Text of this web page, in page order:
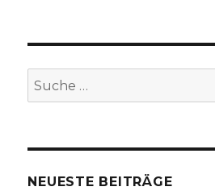
Suche
nach:
NEUESTE BEITRÄGE